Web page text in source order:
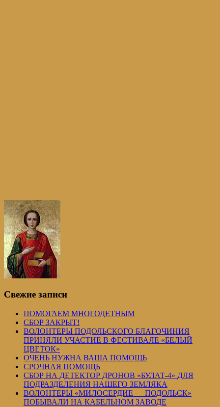
Свежие записи
ПОМОГАЕМ МНОГОДЕТНЫМ
СБОР ЗАКРЫТ!
ВОЛОНТЕРЫ ПОДОЛЬСКОГО БЛАГОЧИНИЯ
ПРИНЯЛИ УЧАСТИЕ В ФЕСТИВАЛЕ «БЕЛЫЙ
ЦВЕТОК»
ОЧЕНЬ НУЖНА ВАША ПОМОЩЬ
СРОЧНАЯ ПОМОЩЬ
СБОР НА ДЕТЕКТОР ДРОНОВ «БУЛАТ-4» ДЛЯ
ПОДРАЗДЕЛЕНИЯ НАШЕГО ЗЕМЛЯКА
ВОЛОНТЕРЫ «МИЛОСЕРДИЕ — ПОДОЛЬСК»
ПОБЫВАЛИ НА КАБЕЛЬНОМ ЗАВОДЕ